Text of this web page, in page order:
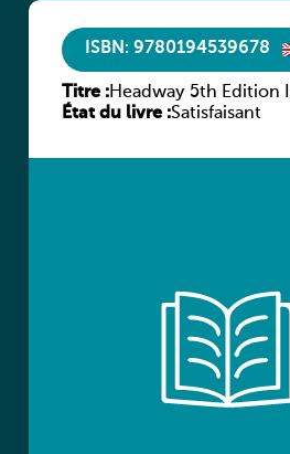
ISBN: 9780194539678
Titre :Headway 5th Edition
Workbook without key
État du livre :Satisfaisant